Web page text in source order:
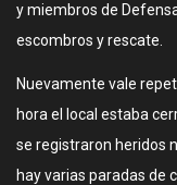
y miembros de
escombros y rescate.
Nuevamente vale
hora el local estaba
se registraron heridos
hay varias paradas de